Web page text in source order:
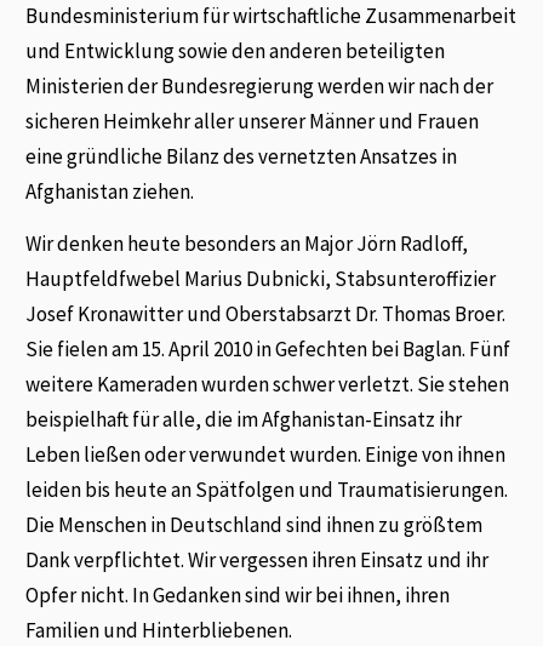
Bundesministerium für wirtschaftliche Zusammenarbeit
und Entwicklung sowie den anderen beteiligten
Ministerien der Bundesregierung werden wir nach der
sicheren Heimkehr aller unserer Männer und Frauen
eine gründliche Bilanz des vernetzten Ansatzes in
Afghanistan ziehen.
Wir denken heute besonders an Major Jörn Radloff,
Hauptfeldfwebel Marius Dubnicki, Stabsunteroffizier
Josef Kronawitter und Oberstabsarzt Dr. Thomas Broer.
Sie fielen am 15. April 2010 in Gefechten bei Baglan. Fünf
weitere Kameraden wurden schwer verletzt. Sie stehen
beispielhaft für alle, die im Afghanistan-Einsatz ihr
Leben ließen oder verwundet wurden. Einige von ihnen
leiden bis heute an Spätfolgen und Traumatisierungen.
Die Menschen in Deutschland sind ihnen zu größtem
Dank verpflichtet. Wir vergessen ihren Einsatz und ihr
Opfer nicht. In Gedanken sind wir bei ihnen, ihren
Familien und Hinterbliebenen.